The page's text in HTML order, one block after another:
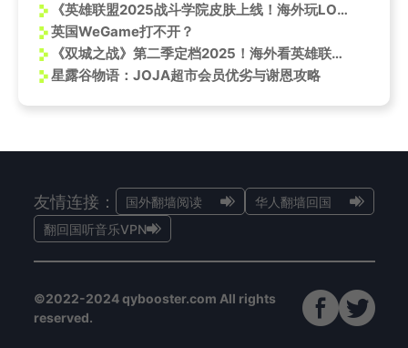
《英雄联盟2025战斗学院皮肤上线！海外玩LOL国服延迟高？Sixfast一键加速实测》
英国WeGame打不开？
《双城之战》第二季定档2025！海外看英雄联盟动画延迟高怎么办？
星露谷物语：JOJA超市会员优劣与谢恩攻略
友情连接： 国外翻墙阅读
华人翻墙回国
翻回国听音乐VPN
©2022-2024 qybooster.com All rights
reserved.